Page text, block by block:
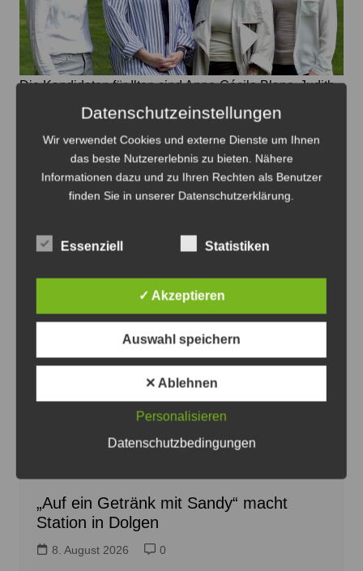
Die Kandidaten für Ilten sind Anne-Cécile Blanc, Judith
Schmidt-Van Die, Sandy Steve Choitz, Helima Grüßing
Grüne stellen Kandidaten für den
Ortsrat Ilten vor
Der Grünen-Kandidat für das Bürgermeisteramt in
Sehnde, Sandy Steve Choitz, setzt seine Tour in Dolgen
„Auf ein Getränk mit Sandy“ macht
Station in Dolgen
8. August 2026 0
Datenschutzeinstellungen
Wir verwendet Cookies und externe Dienste um Ihnen
das beste Nutzererlebnis zu bieten. Nähere
Informationen dazu und zu Ihren Rechten als Benutzer
finden Sie in unserer Datenschutzerklärung.
Essenziell Statistiken
✓ Akzeptieren
Auswahl speichern
✕ Ablehnen
Personalisieren
Datenschutzbedingungen